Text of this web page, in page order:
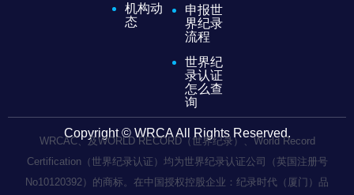
机构动
态
申报世
界纪录
流程
世界纪
录认证
怎么查
询
Copyright © WRCA All Rights Reserved.
WRCAC、及WORLD RECORD（世界纪录）、World Record
Certification（世界纪录认证）均为世界纪录认证公司（英国注册号
No10120392）的商标。在中国授权控股企业：纪录时代（厦门）品